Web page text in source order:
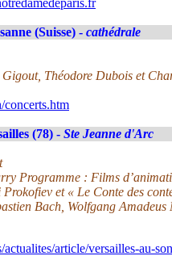
(Suisse) - cathédrale
Gigout, Théodore Dubois et
concerts.htm
(78) - Ste Jeanne d'Arc
Programme : Films
Prokofiev et « Le Conte des
Bach, Wolfgang Amadeus
article/versailles-au-